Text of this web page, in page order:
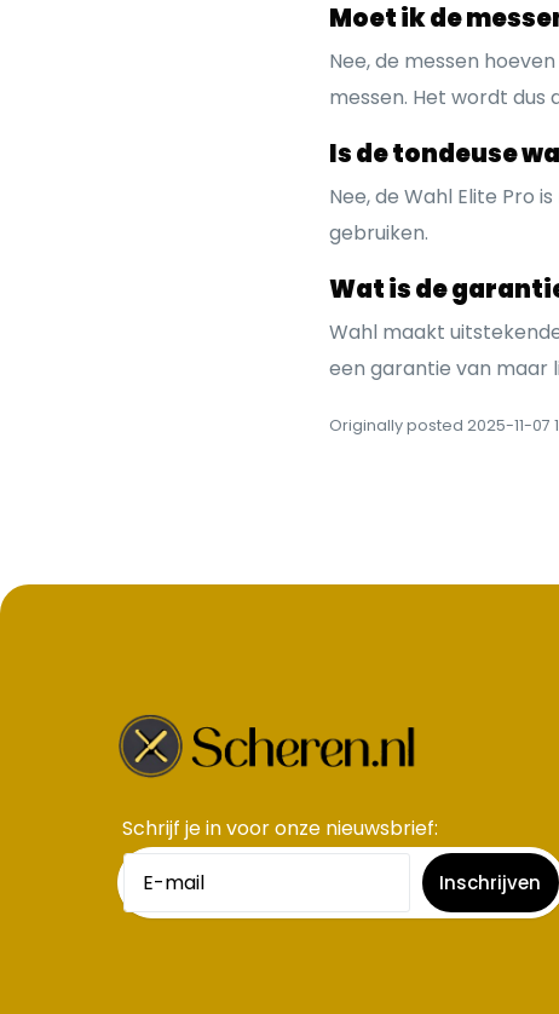
Moet ik de
Nee, de messen
messen. Het wordt dus
Is de tondeuse
Nee, de Wahl Elite Pro
gebruiken.
Wat is de
Wahl maakt
een garantie van maar
Originally posted 2025-11-07
Schrijf je in voor onze nieuwsbrief​:
Inschrijven